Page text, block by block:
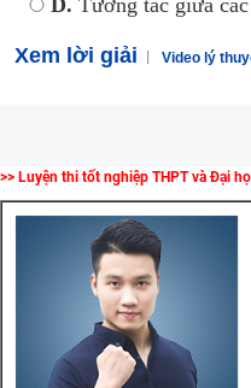
D. Tương tác giữa
Xem lời giải Video lý
>> Luyện thi tốt nghiệp THPT và Đại